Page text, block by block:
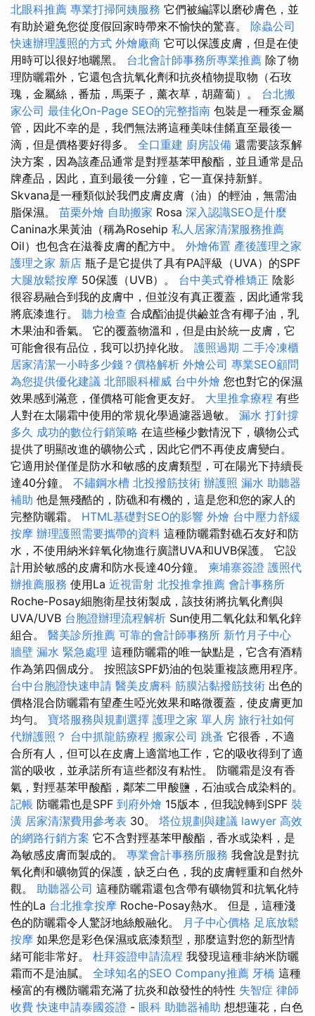
北眼科推薦 專業打掃阿姨服務 它們被編譯以磨砂膚色，並
有助於避免您從度假回家時帶來不愉快的驚喜。 除蟲公司
快速辦理護照的方式 外燴廠商 它可以保護皮膚，但是在使
用時可以很好地曬黑。 台北會計師事務所專業推薦 除了物
理防曬霜外，它還包含抗氧化劑和抗炎植物提取物（石玫
瑰，金屬絲，番茄，馬栗子，薰衣草，胡蘿蔔）。 台北搬
家公司 最佳化On-Page SEO的完整指南 包裝是一種泵金屬
管，因此不幸的是，我們無法將這種美味佳餚直至最後一
滴，但是價格要好得多。 全口重建 廚房設備 還需要該泵解
決方案，因為該產品通常是對羥基苯甲酸酯，並且通常是品
牌產品，因此，直到最後一分鐘，它一直保持新鮮。
Skvana是一種類似於我們皮膚皮膚（油）的輕油，無需油
脂保濕。 苗栗外燴 自助搬家 Rosa 深入認識SEO是什麼
Canina水果黃油（稱為Rosehip 私人居家清潔服務推薦
Oil）也包含在滋養皮膚的配方中。 外燴佈置 產後護理之家
護理之家 新店 瓶子是它提供了具有PA評級（UVA）的SPF
大腿放鬆按摩 50保護（UVB）。 台中美式脊椎矯正 陰影
很容易融合到我的皮膚中，但並沒有真正覆蓋，因此通常我
將底漆進行。 聽力檢查 合成酯油提供鹼並含有椰子油，乳
木果油和香氣。 它的覆蓋物溫和，但是由於統一皮膚，它
可能會很有品位，我可以扔掉化妝。 護照過期 二手冷凍櫃
居家清潔一小時多少錢？價格解析 外燴公司 專業SEO顧問
為您提供優化建議 北部眼科權威 台中外燴 您也對它的保濕
效果感到滿意，僅價格可能會更友好。 大里推拿療程 有些
人對在太陽霜中使用的常規化學過濾器過敏。 漏水 打針撐
多久 成功的數位行銷策略 在這些極少數情況下，礦物公式
提供了明顯改進的礦物公式，因此它們不再使皮膚變白。
它適用於僅僅是防水和敏感的皮膚類型，可在陽光下持續長
達40分鐘。 不鏽鋼水槽 北投撥筋技術 辦護照 漏水 助聽器
補助 他是無殘酷的，防礁和有機的，這是您和您的家人的
完整防曬霜。 HTML基礎對SEO的影響 外燴 台中壓力舒緩
按摩 辦理護照需要攜帶的資料 這種防曬霜對礁石友好和防
水，不使用納米鋅氧化物進行廣譜UVA和UVB保護。 它設
計用於敏感的皮膚和防水長達40分鐘。 柬埔寨簽證 護照代
辦推薦服務 使用La 近視雷射 北投推拿推薦 會計事務所
Roche-Posay細胞衛星技術製成，該技術將抗氧化劑與
UVA/UVB 台胞證辦理流程解析 Sun使用二氧化鈦和氧化鋅
組合。 醫美診所推薦 可靠的會計師事務所 新竹月子中心
牆壁 漏水 緊急處理 這種防曬霜的唯一缺點是，它含有酒精
作為第四個成分。 按照該SPF奶油的包裝重複該應用程序。
台中台胞證快速申請 醫美皮膚科 筋膜沾黏撥筋技術 出色的
價格混合防曬霜有望產生啞光效果和略微覆蓋，使皮膚更加
均勻。 寶塔服務與規劃選擇 護理之家 單人房 旅行社如何
代辦護照？ 台中抓龍筋療程 搬家公司 跳蚤 它很香，不適
合所有人，但可以在皮膚上適當地工作，它的吸收得到了適
當的吸收，並承諾所有這些都沒有粘性。 防曬霜是沒有香
氣，對羥基苯甲酸酯，鄰苯二甲酸鹽，石油或合成染料的。
記帳 防曬霜也是SPF 到府外燴 15版本，但我說轉到SPF 裝
潢 居家清潔費用參考表 30。 塔位規劃與建議 lawyer 高效
的網路行銷方案 它不含對羥基苯甲酸酯，香水或染料，是
為敏感皮膚而製成的。 專業會計事務所服務 我會說是對抗
氧化劑和礦物質的保護，缺乏白色，我的皮膚輕重和自然外
觀。 助聽器公司 這種防曬霜還包含帶有礦物質和抗氧化特
性的La 台北推拿按摩 Roche-Posay熱水。 但是，這種淺
色的防曬霜令人驚訝地絲般融化。 月子中心價格 足底放鬆
按摩 如果您是彩色保濕或底漆類型，那麼這對您的新型情
緒可能非常好。 杜拜簽證申請流程 我發現這種非納米防曬
霜而不是油膩。 全球知名的SEO Company推薦 牙橋 這種
極富的有機防曬霜充滿了抗炎和啟發性的特性 失智症 律師
收費 快速申請泰國簽證 - 眼科 助聽器補助 想想蓮花，白色